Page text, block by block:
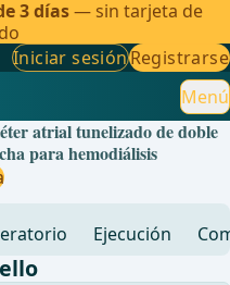
3 días— sin tarjeta de
Iniciar sesiónRegistrarse
Menú
atrial tunelizado de doble
para hemodiálisis
Ejecución